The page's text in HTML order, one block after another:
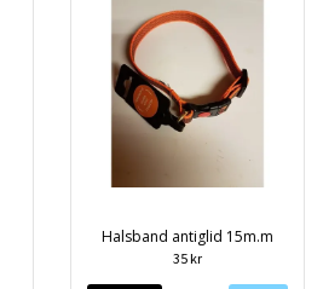
Halsband antiglid 15m.m
35 kr